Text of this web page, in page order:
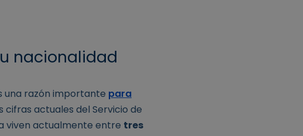
nacionalidad
una razón importante para
cifras actuales del Servicio de
viven actualmente entre tres